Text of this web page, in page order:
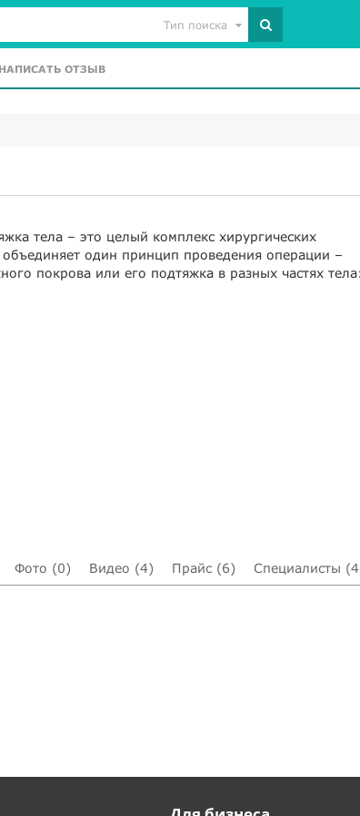
Тип поиска
НАПИСАТЬ ОТЗЫВ
тела – это целый комплекс хирургических
один принцип проведения операции –
покрова или его подтяжка в разных частях тела:
Фото (0) Видео (4) Прайс (6) Специалисты